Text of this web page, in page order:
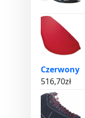
Czerwony
516,70zł